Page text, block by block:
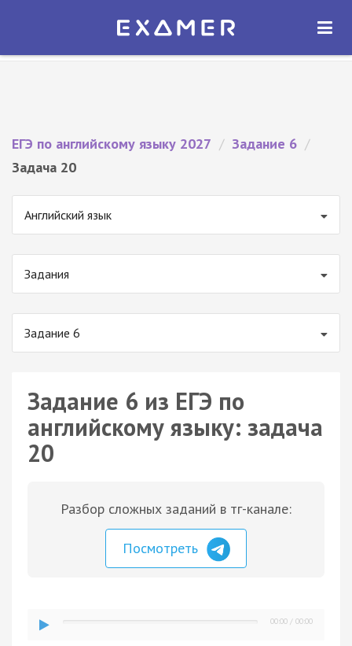
Экзамер — ЕГЭ 2027
ОТКРЫТЬ
ЕГЭ по английскому языку 2027 / Задание 6 /
Задача 20
Английский язык
Задания
Задание 6
Задание 6 из ЕГЭ по
английскому языку: задача
20
Разбор сложных заданий в тг-канале:
Посмотреть
00:00 / 00:00